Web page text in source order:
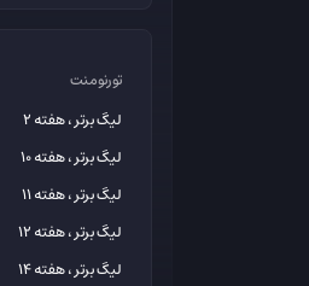
تورنومنت
لیگ برتر ، هفته 2
لیگ برتر ، هفته 10
لیگ برتر ، هفته 11
لیگ برتر ، هفته 12
لیگ برتر ، هفته 14